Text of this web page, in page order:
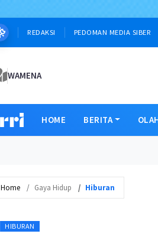
REDAKSI PEDOMAN MEDIA SIBER
WAMENA
HOME BERITA
Home Gaya Hidup Hiburan
HIBURAN